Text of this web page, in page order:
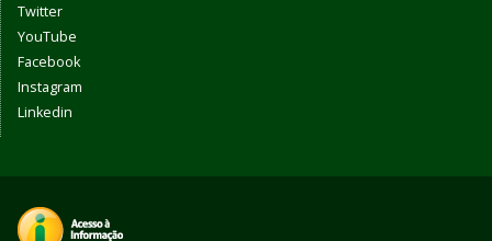
Twitter
YouTube
Facebook
Instagram
Linkedin